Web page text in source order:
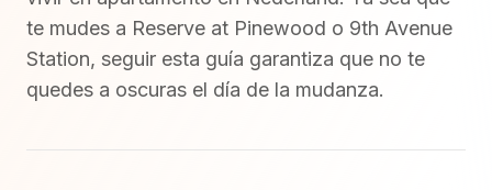
te mudes a Reserve at Pinewood o 9th Avenue
Station, seguir esta guía garantiza que no te
quedes a oscuras el día de la mudanza.